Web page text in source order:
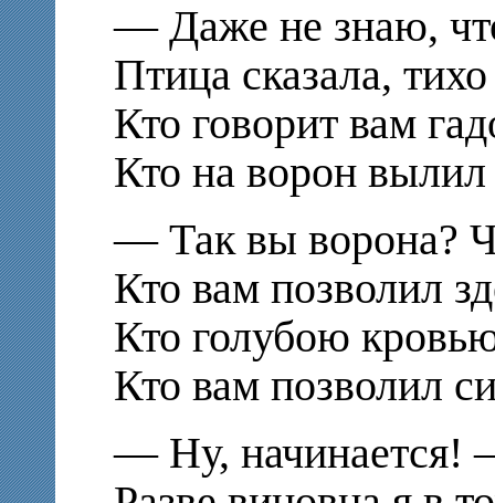
— Даже не знаю,
Птица сказала,
Кто говорит вам
Кто на ворон вылил
— Так вы ворона?
Кто вам позволил
Кто голубою
Кто вам позволил
— Ну, начинается!